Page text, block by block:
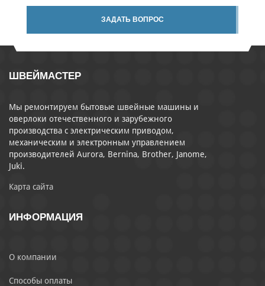
ЗАДАТЬ ВОПРОС
ШВЕЙМАСТЕР
Мы ремонтируем бытовые швейные машины и
оверлоки отечественного и зарубежного
производства с электрическим приводом,
механическим и электронным управлением
производителей Aurora, Bernina, Brother, Janome,
Juki.
Карта сайта
ИНФОРМАЦИЯ
О компании
Способы оплаты